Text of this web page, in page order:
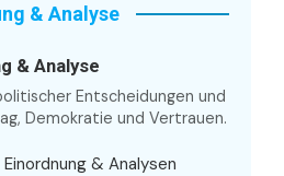
& Analyse
& Analyse
Entscheidungen und
Demokratie und Vertrauen.
& Analysen